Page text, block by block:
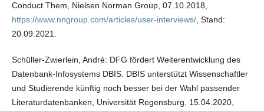
Conduct Them, Nielsen Norman Group, 07.10.2018,
https://www.nngroup.com/articles/user-interviews/, Stand:
20.09.2021.
Schüller-Zwierlein, André: DFG fördert Weiterentwicklung des
Datenbank-Infosystems DBIS. DBIS unterstützt Wissenschaftler
und Studierende künftig noch besser bei der Wahl passender
Literaturdatenbanken, Universität Regensburg, 15.04.2020,